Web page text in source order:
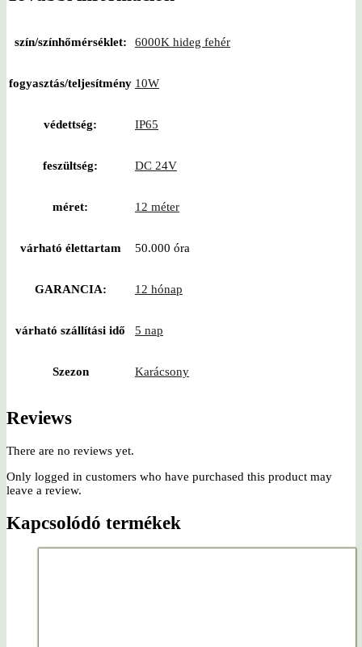
szín/színhőmérséklet: 6000K hideg fehér
fogyasztás/teljesítmény 10W
védettség: IP65
feszültség: DC 24V
méret: 12 méter
várható élettartam 50.000 óra
GARANCIA: 12 hónap
várható szállítási idő 5 nap
Szezon Karácsony
Reviews
There are no reviews yet.
Only logged in customers who have purchased this product may
leave a review.
Kapcsolódó termékek